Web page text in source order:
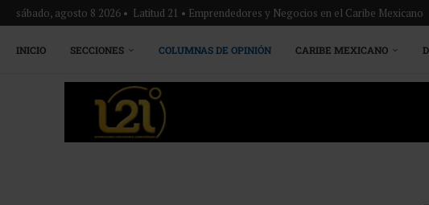
sábado, agosto 8 2026 • Latitud 21 • Emprendedores y Negocios en el Caribe Mexicano
INICIO SECCIONES COLUMNAS DE OPINIÓN CARIBE MEXICANO